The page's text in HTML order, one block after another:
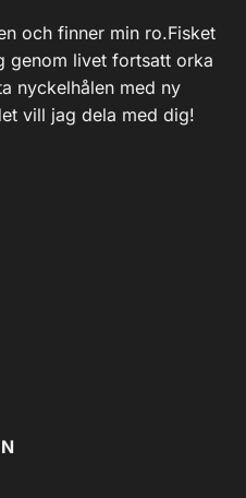
och finner min ro.Fisket
genom livet fortsatt orka
nyckelhålen med ny
vill jag dela med dig!